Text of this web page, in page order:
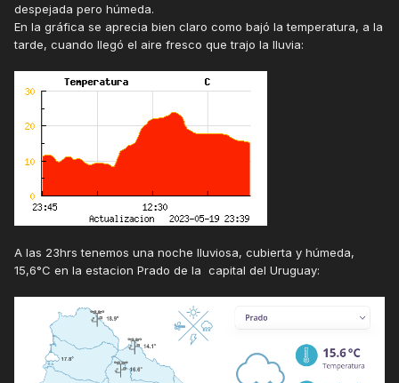
despejada pero húmeda.
En la gráfica se aprecia bien claro como bajó la temperatura, a la
tarde, cuando llegó el aire fresco que trajo la lluvia:
A las 23hrs tenemos una noche lluviosa, cubierta y húmeda,
15,6°C en la estacion Prado de la capital del Uruguay: